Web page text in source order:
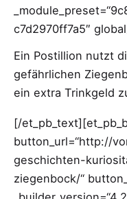
c7d2970ff7a5″
Ein Postillion nutzt
gefährlichen
ein extra Trinkgeld
[/
button_url=“http://
geschichten-
ziegenbock/“